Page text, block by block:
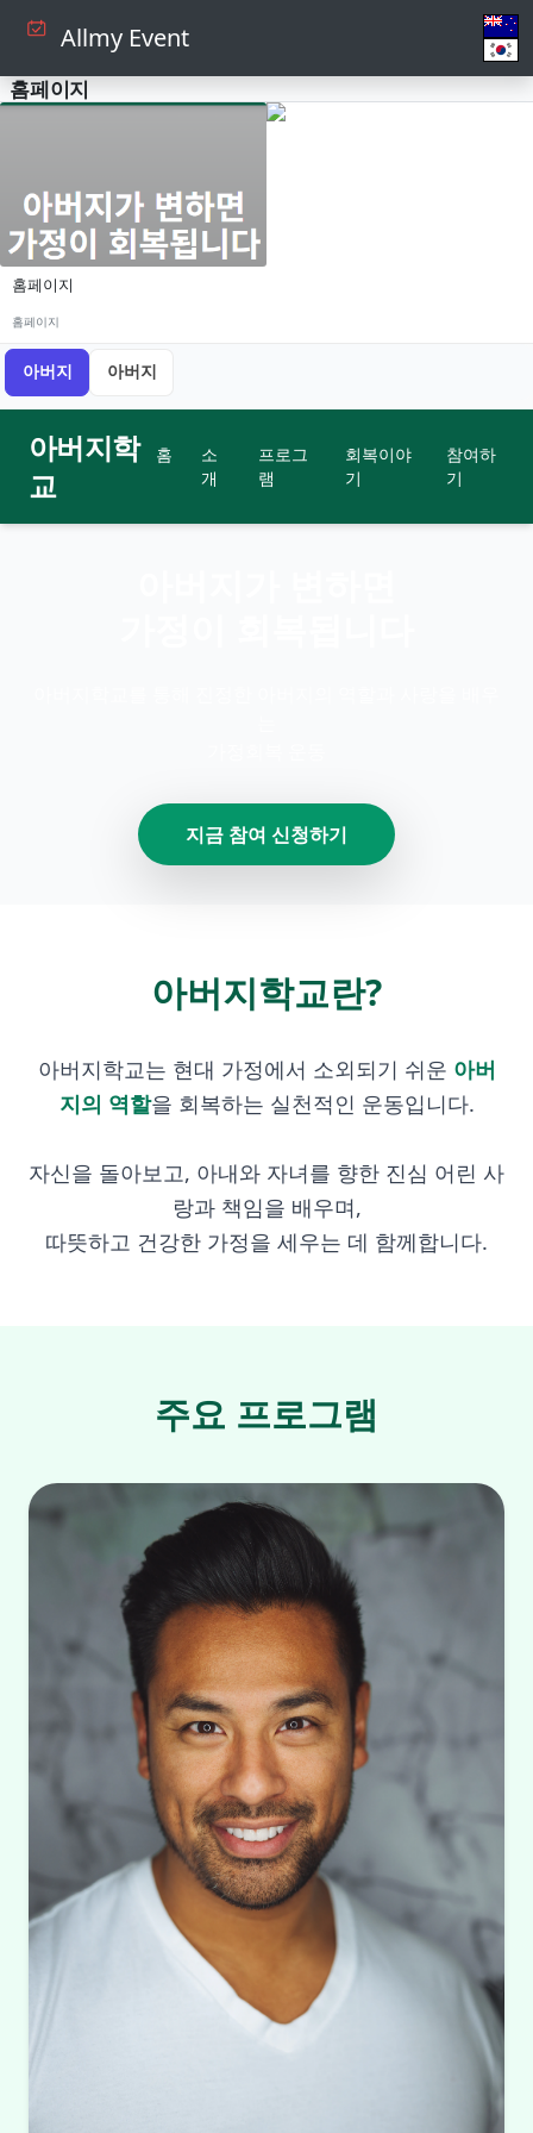
Allmy Event
홈페이지
홈페이지
홈페이지
아버지 아버지
아버지학
교
홈
소
개
프로그
램
회복이야
기
참여하
기
지금 참여 신청하기
아버지학교란?
아버지학교는 현대 가정에서 소외되기 쉬운 아버
지의 역할을 회복하는 실천적인 운동입니다.
자신을 돌아보고, 아내와 자녀를 향한 진심 어린 사
랑과 책임을 배우며,
따뜻하고 건강한 가정을 세우는 데 함께합니다.
주요 프로그램